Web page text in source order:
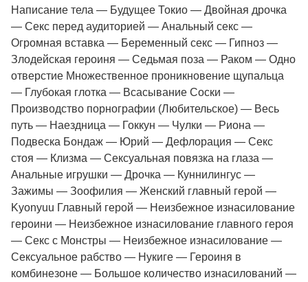
Написание тела — Будущее Токио — Двойная дрочка
— Секс перед аудиторией — Анальный секс —
Огромная вставка — Беременный секс — Гипноз —
Злодейская героиня — Седьмая поза — Раком — Одно
отверстие Множественное проникновение щупальца
— Глубокая глотка — Всасывание Соски —
Производство порнографии (Любительское) — Весь
путь — Наездница — Гоккун — Чулки — Риона —
Подвеска Бондаж — Юрий — Дефлорация — Секс
стоя — Клизма — Сексуальная повязка на глаза —
Анальные игрушки — Дрочка — Куннилингус —
Зажимы — Зоофилия — Женский главный герой —
Kyonyuu Главный герой — Неизбежное изнасилование
героини — Неизбежное изнасилование главного героя
— Секс с Монстры — Неизбежное изнасилование —
Сексуальное рабство — Нукиге — Героиня в
комбинезоне — Большое количество изнасилований —